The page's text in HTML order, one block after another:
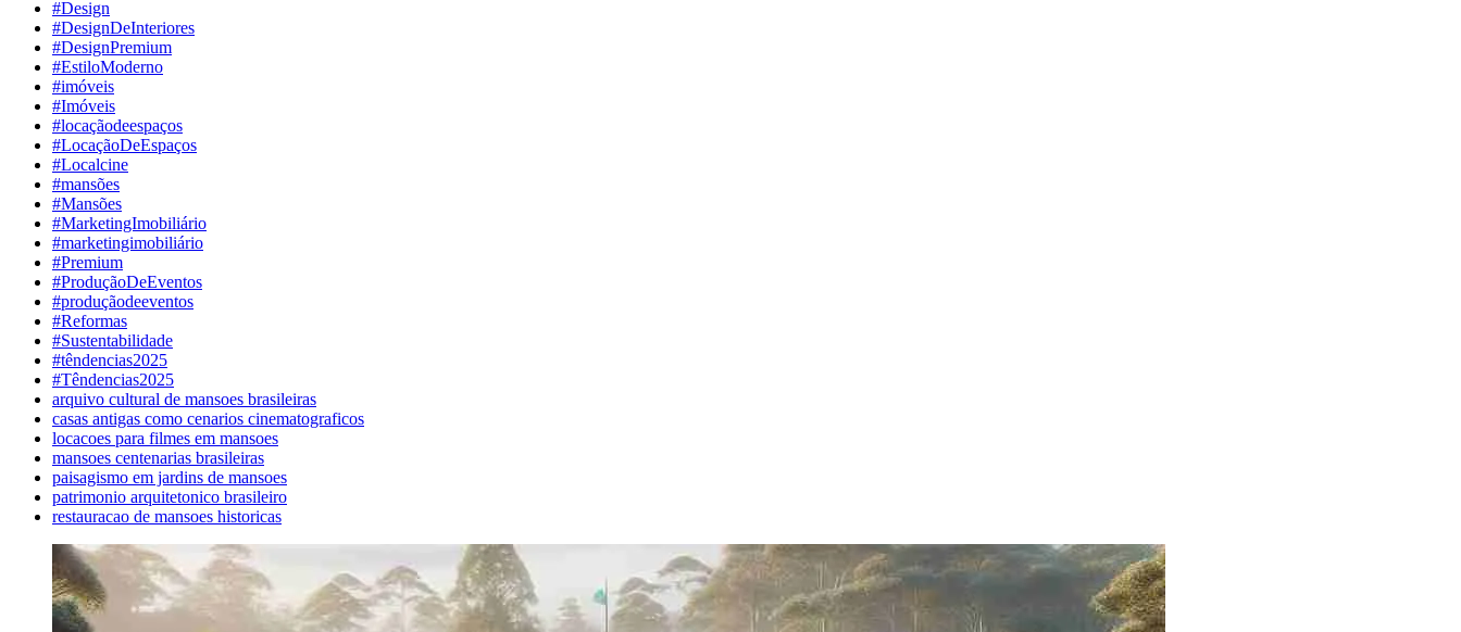
#Design
#DesignDeInteriores
#DesignPremium
#EstiloModerno
#imóveis
#Imóveis
#locaçãodeespaços
#LocaçãoDeEspaços
#Localcine
#mansões
#Mansões
#MarketingImobiliário
#marketingimobiliário
#Premium
#ProduçãoDeEventos
#produçãodeeventos
#Reformas
#Sustentabilidade
#têndencias2025
#Têndencias2025
arquivo cultural de mansoes brasileiras
casas antigas como cenarios cinematograficos
locacoes para filmes em mansoes
mansoes centenarias brasileiras
paisagismo em jardins de mansoes
patrimonio arquitetonico brasileiro
restauracao de mansoes historicas